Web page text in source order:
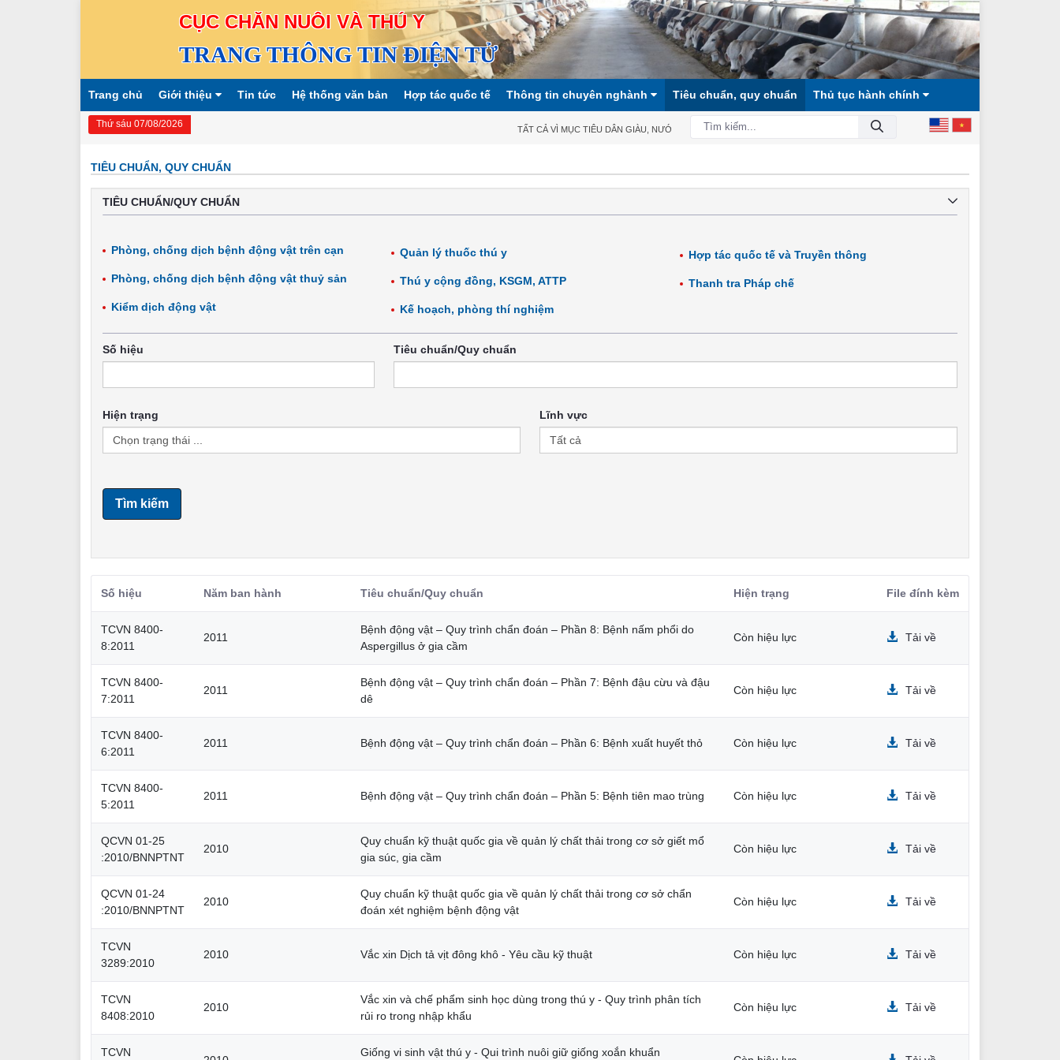
CỤC CHĂN NUÔI VÀ THÚ Y
TRANG THÔNG TIN ĐIỆN TỬ
Trang chủ Giới thiệu Tin tức Hệ thống văn bản Hợp tác quốc tế Thông tin chuyên nghành Tiêu chuẩn, quy chuẩn Thủ tục hành chính
Thứ sáu 07/08/2026 TẤT CẢ VÌ MỤC TIÊU DÂN GIÀU, NƯỚC MẠNH, XÃ HỘI CÔNG BẰNG, DÂN CHỦ, VĂN MINH!
TIÊU CHUẨN, QUY CHUẨN
TIÊU CHUẨN/QUY CHUẨN
Phòng, chống dịch bệnh động vật trên cạn
Phòng, chống dịch bệnh động vật thuỷ sản
Kiểm dịch động vật
Quản lý thuốc thú y
Thú y cộng đồng, KSGM, ATTP
Kế hoạch, phòng thí nghiệm
Hợp tác quốc tế và Truyền thông
Thanh tra Pháp chế
Số hiệu Tiêu chuẩn/Quy chuẩn
Hiện trạng Lĩnh vực
Tìm kiếm
Số hiệu Năm ban hành Tiêu chuẩn/Quy chuẩn Hiện trạng File đính kèm
TCVN 8400-
8:2011
2011
Bệnh động vật – Quy trình chẩn đoán – Phần 8: Bệnh nấm phổi do
Aspergillus ở gia cầm
Còn hiệu lực Tải về
TCVN 8400-
7:2011
2011
Bệnh động vật – Quy trình chẩn đoán – Phần 7: Bệnh đậu cừu và đậu
dê
Còn hiệu lực Tải về
TCVN 8400-
6:2011
2011 Bệnh động vật – Quy trình chẩn đoán – Phần 6: Bệnh xuất huyết thỏ Còn hiệu lực Tải về
TCVN 8400-
5:2011
2011 Bệnh động vật – Quy trình chẩn đoán – Phần 5: Bệnh tiên mao trùng Còn hiệu lực Tải về
QCVN 01-25
:2010/BNNPTNT
2010
Quy chuẩn kỹ thuật quốc gia về quản lý chất thải trong cơ sở giết mổ
gia súc, gia cầm
Còn hiệu lực Tải về
QCVN 01-24
:2010/BNNPTNT
2010
Quy chuẩn kỹ thuật quốc gia về quản lý chất thải trong cơ sở chẩn
đoán xét nghiệm bệnh động vật
Còn hiệu lực Tải về
TCVN
3289:2010
2010 Vắc xin Dịch tả vịt đông khô - Yêu cầu kỹ thuật Còn hiệu lực Tải về
TCVN
8408:2010
2010
Vắc xin và chế phẩm sinh học dùng trong thú y - Quy trình phân tích
rủi ro trong nhập khẩu
Còn hiệu lực Tải về
TCVN Giống vi sinh vật thú y - Qui trình nuôi giữ giống xoắn khuẩn